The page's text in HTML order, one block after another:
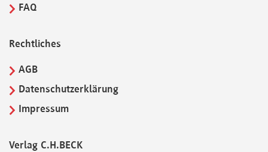
FAQ
Rechtliches
AGB
Datenschutzerklärung
Impressum
Verlag C.H.BECK